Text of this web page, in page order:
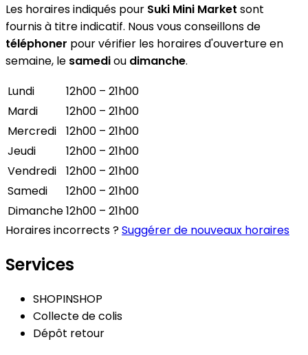
Les horaires indiqués pour Suki Mini Market sont
fournis à titre indicatif. Nous vous conseillons de
téléphoner pour vérifier les horaires d'ouverture en
semaine, le samediou dimanche.
Lundi
12h00 – 21h00
Mardi
12h00 – 21h00
Mercredi
12h00 – 21h00
Jeudi
12h00 – 21h00
Vendredi
12h00 – 21h00
Samedi
12h00 – 21h00
Dimanche12h00 – 21h00
Horaires incorrects ?Suggérer de nouveaux horaires
Services
SHOPINSHOP
Collecte de colis
Dépôt retour